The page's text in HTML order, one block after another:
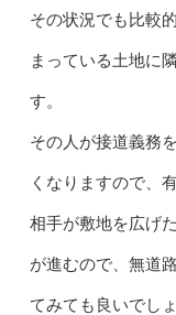
その状況でも比較
まっている土地に
す。
その人が接道義務
くなりますので、
相手が敷地を広げ
が進むので、無道
てみても良いでしょ